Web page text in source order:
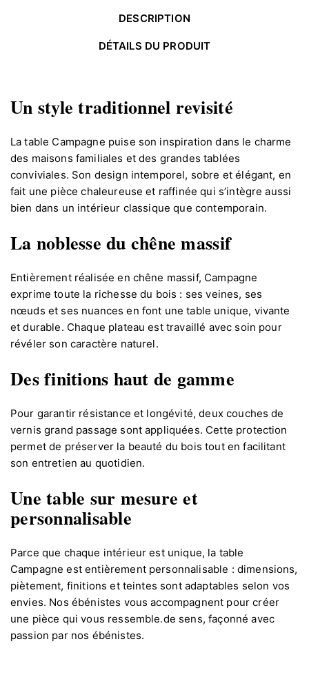
DESCRIPTION
DÉTAILS DU PRODUIT
Un style traditionnel revisité
La table Campagne puise son inspiration dans le charme
des maisons familiales et des grandes tablées
conviviales. Son design intemporel, sobre et élégant, en
fait une pièce chaleureuse et raffinée qui s’intègre aussi
bien dans un intérieur classique que contemporain.
La noblesse du chêne massif
Entièrement réalisée en chêne massif, Campagne
exprime toute la richesse du bois : ses veines, ses
nœuds et ses nuances en font une table unique, vivante
et durable. Chaque plateau est travaillé avec soin pour
révéler son caractère naturel.
Des finitions haut de gamme
Pour garantir résistance et longévité, deux couches de
vernis grand passage sont appliquées. Cette protection
permet de préserver la beauté du bois tout en facilitant
son entretien au quotidien.
Une table sur mesure et
personnalisable
Parce que chaque intérieur est unique, la table
Campagne est entièrement personnalisable : dimensions,
piètement, finitions et teintes sont adaptables selon vos
envies. Nos ébénistes vous accompagnent pour créer
une pièce qui vous ressemble.de sens, façonné avec
passion par nos ébénistes.